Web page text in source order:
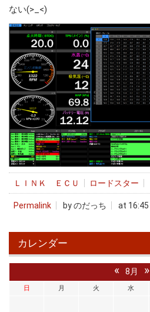
ない(>_<)
ＬＩＮＫ ＥＣＵ ロードスター
Permalink by のだっち at 16:45
カレンダー
« 8月 »
日 月 火 水